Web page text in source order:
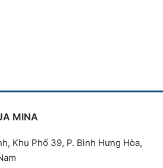
MINA
Khu Phố 39, P. Bình Hưng Hòa,